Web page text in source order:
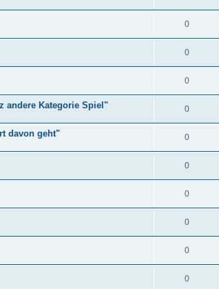
0
0
0
andere Kategorie Spiel" 0
davon geht" 0
0
0
0
0
0